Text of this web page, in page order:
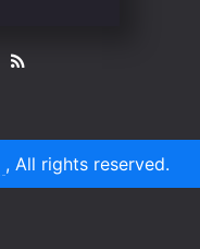
, All rights reserved.